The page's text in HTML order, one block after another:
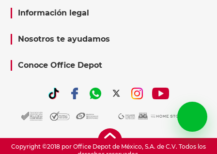
Información legal
Nosotros te ayudamos
Conoce Office Depot
Copyright ©2018 por Office Depot de México, S.A. de C.V. Todos los